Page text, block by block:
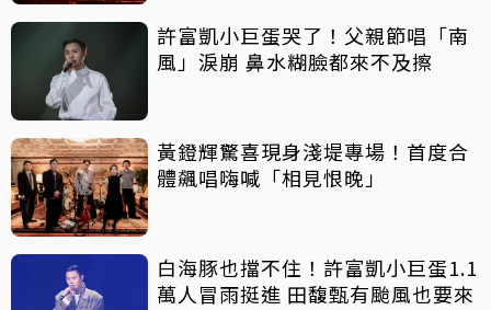
許富凱小巨蛋哭了！父親節唱「南
風」淚崩 鼻水糊臉都來不及擦
黃鐙輝驚喜現身淺堤專場！首度合
體飆唱嗨喊「相見恨晚」
白海豚也擋不住！許富凱小巨蛋1.1
萬人冒雨挺進 田馥甄有颱風也要來